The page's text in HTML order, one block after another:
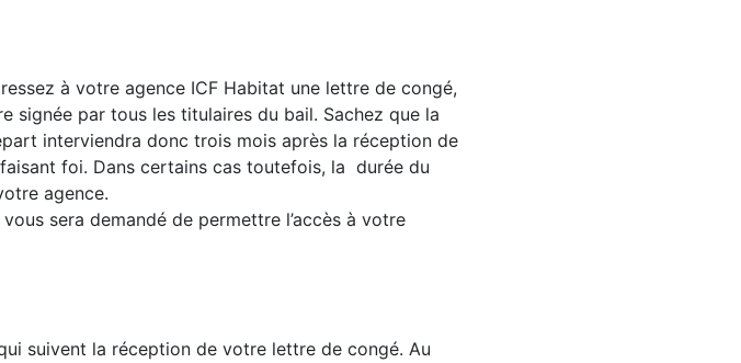
à votre agence ICF Habitat une lettre de congé,
signée par tous les titulaires du bail. Sachez que la
interviendra donc trois mois après la réception de
foi. Dans certains cas toutefois, la durée du
agence.
sera demandé de permettre l’accès à votre
suivent la réception de votre lettre de congé. Au